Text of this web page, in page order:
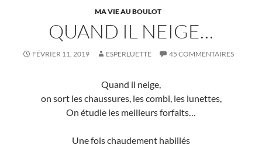
MA VIE AU BOULOT
QUAND IL NEIGE…
FÉVRIER 11, 2019 ESPERLUETTE 45 COMMENTAIRES
Quand il neige,
on sort les chaussures, les combi, les lunettes,
On étudie les meilleurs forfaits…
Une fois chaudement habillés